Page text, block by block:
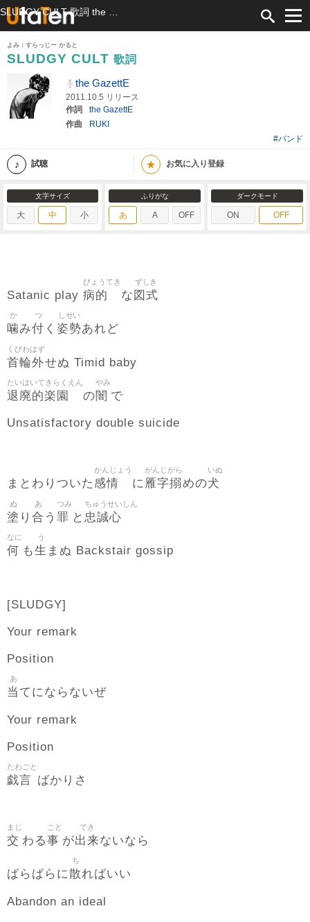
よみ：すらっじー かると
SLUDGY CULT 歌詞
the GazettE
2011.10.5 リリース
作詞
the GazettE
作曲
RUKI
#バンド
試聴 ★ お気に入り登録
文字サイズ
大 中 小
ふりがな
あ A OFF
ダークモード
ON OFF
Satanic play 病的
びょうてき
な 図式
ずしき
噛
か
み付
つ
く 姿勢
しせい
あれど
首輪外
くびわはず
せぬ Timid baby
退廃的楽園
たいはいてきらくえん
の闇
やみ
で
Unsatisfactory double suicide
まとわりついた 感情
かんじょう
に 雁字搦
がんじがら
めの犬
いぬ
塗
ぬ
り 合
あ
う 罪
つみ
と 忠誠心
ちゅうせいしん
何
なに
も生
う
まぬ Backstair gossip
[SLUDGY]
Your remark
Position
当
あ
てにならないぜ
Your remark
Position
戯言
たわごと
ばかりさ
交
まじ
わる事
こと
が出来
でき
ないなら
ばらばらに散
ち
ればいい
Abandon an ideal